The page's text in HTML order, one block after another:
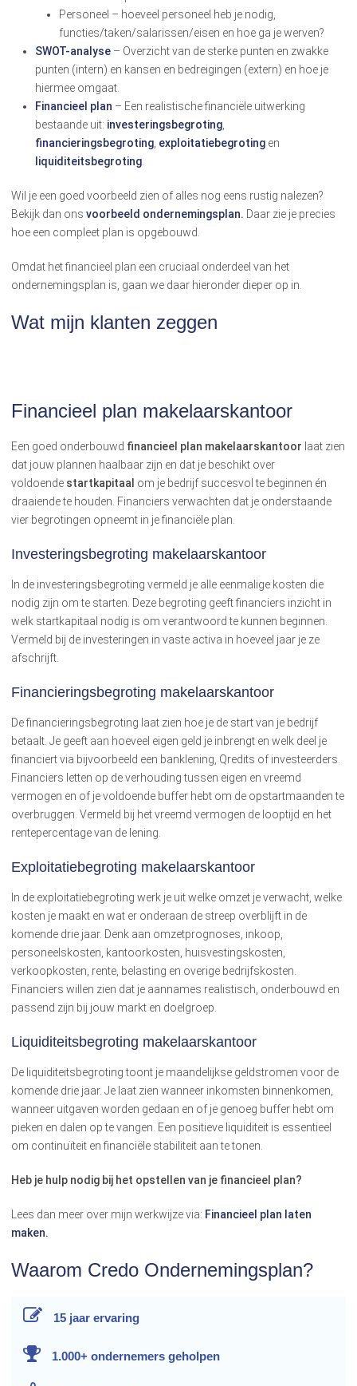
Personeel – hoeveel personeel heb je nodig,
functies/taken/salarissen/eisen en hoe ga je werven?
SWOT-analyse – Overzicht van de sterke punten en zwakke
punten (intern) en kansen en bedreigingen (extern) en hoe je
hiermee omgaat.
Financieel plan – Een realistische financiële uitwerking
bestaande uit: investeringsbegroting
financieringsbegroting exploitatiebegroting en
liquiditeitsbegroting
Wil je een goed voorbeeld zien of alles nog eens rustig nalezen?
Bekijk dan ons voorbeeld ondernemingsplan. Daar zie je precies
hoe een compleet plan is opgebouwd.
Omdat het financieel plan een cruciaal onderdeel van het
ondernemingsplan is, gaan we daar hieronder dieper op in.
Wat mijn klanten zeggen
Financieel plan makelaarskantoor
Een goed onderbouwd financieel plan makelaarskantoor laat zien
dat jouw plannen haalbaar zijn en dat je beschikt over
voldoende startkapitaal om je bedrijf succesvol te beginnen én
draaiende te houden. Financiers verwachten dat je onderstaande
vier begrotingen opneemt in je financiële plan.
Investeringsbegroting makelaarskantoor
In de investeringsbegroting vermeld je alle eenmalige kosten die
nodig zijn om te starten. Deze begroting geeft financiers inzicht in
welk startkapitaal nodig is om verantwoord te kunnen beginnen.
Vermeld bij de investeringen in vaste activa in hoeveel jaar je ze
afschrijft.
Financieringsbegroting makelaarskantoor
De financieringsbegroting laat zien hoe je de start van je bedrijf
betaalt. Je geeft aan hoeveel eigen geld je inbrengt en welk deel je
financiert via bijvoorbeeld een banklening, Qredits of investeerders.
Financiers letten op de verhouding tussen eigen en vreemd
vermogen en of je voldoende buffer hebt om de opstartmaanden te
overbruggen. Vermeld bij het vreemd vermogen de looptijd en het
rentepercentage van de lening.
Exploitatiebegroting makelaarskantoor
In de exploitatiebegroting werk je uit welke omzet je verwacht, welke
kosten je maakt en wat er onderaan de streep overblijft in de
komende drie jaar. Denk aan omzetprognoses, inkoop,
personeelskosten, kantoorkosten, huisvestingskosten,
verkoopkosten, rente, belasting en overige bedrijfskosten.
Financiers willen zien dat je aannames realistisch, onderbouwd en
passend zijn bij jouw markt en doelgroep.
Liquiditeitsbegroting makelaarskantoor
De liquiditeitsbegroting toont je maandelijkse geldstromen voor de
komende drie jaar. Je laat zien wanneer inkomsten binnenkomen,
wanneer uitgaven worden gedaan en of je genoeg buffer hebt om
pieken en dalen op te vangen. Een positieve liquiditeit is essentieel
om continuïteit en financiële stabiliteit aan te tonen.
Heb je hulp nodig bij het opstellen van je financieel plan?
Lees dan meer over mijn werkwijze via: Financieel plan laten
maken.
Waarom Credo Ondernemingsplan?
15 jaar ervaring
1.000+ ondernemers geholpen